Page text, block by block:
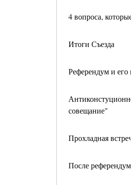
4 вопроса,
Итоги Съезда
Референдум и его
совещание"
Прохладная
После